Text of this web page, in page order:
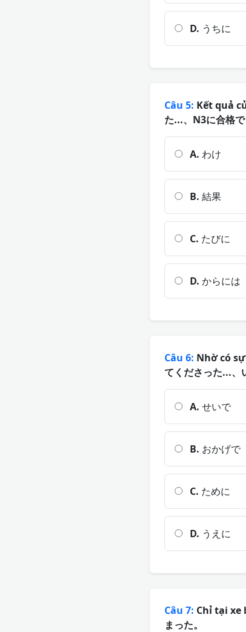
D. うちに
Câu 5: Kết quả
た...、N3に合格で
A. わけ
B. 結果
C. たびに
D. からには
Câu 6: Nhờ có
てくださった...、
A. せいで
B. おかげで
C. ために
D. うえに
Câu 7: Chỉ tại xe
まった。